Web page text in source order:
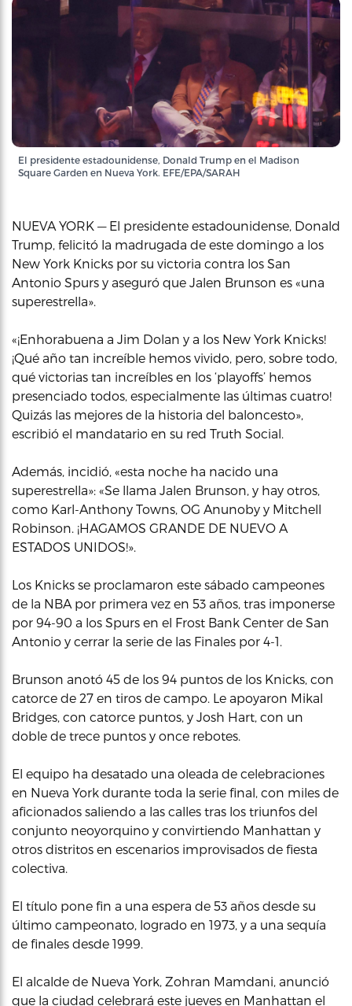
El presidente estadounidense, Donald Trump en el Madison
Square Garden en Nueva York. EFE/EPA/SARAH
NUEVA YORK — El presidente estadounidense, Donald
Trump, felicitó la madrugada de este domingo a los
New York Knicks por su victoria contra los San
Antonio Spurs y aseguró que Jalen Brunson es «una
superestrella».
«¡Enhorabuena a Jim Dolan y a los New York Knicks!
¡Qué año tan increíble hemos vivido, pero, sobre todo,
qué victorias tan increíbles en los ‘playoffs’ hemos
presenciado todos, especialmente las últimas cuatro!
Quizás las mejores de la historia del baloncesto»,
escribió el mandatario en su red Truth Social.
Además, incidió, «esta noche ha nacido una
superestrella»: «Se llama Jalen Brunson, y hay otros,
como Karl-Anthony Towns, OG Anunoby y Mitchell
Robinson. ¡HAGAMOS GRANDE DE NUEVO A
ESTADOS UNIDOS!».
Los Knicks se proclamaron este sábado campeones
de la NBA por primera vez en 53 años, tras imponerse
por 94-90 a los Spurs en el Frost Bank Center de San
Antonio y cerrar la serie de las Finales por 4-1.
Brunson anotó 45 de los 94 puntos de los Knicks, con
catorce de 27 en tiros de campo. Le apoyaron Mikal
Bridges, con catorce puntos, y Josh Hart, con un
doble de trece puntos y once rebotes.
El equipo ha desatado una oleada de celebraciones
en Nueva York durante toda la serie final, con miles de
aficionados saliendo a las calles tras los triunfos del
conjunto neoyorquino y convirtiendo Manhattan y
otros distritos en escenarios improvisados de fiesta
colectiva.
El título pone fin a una espera de 53 años desde su
último campeonato, logrado en 1973, y a una sequía
de finales desde 1999.
El alcalde de Nueva York, Zohran Mamdani, anunció
que la ciudad celebrará este jueves en Manhattan el